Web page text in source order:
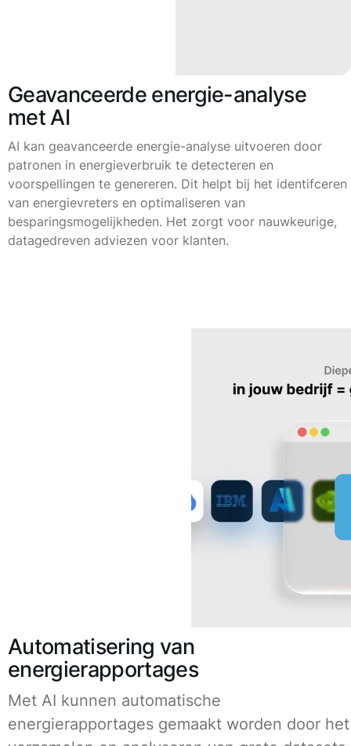
Geavanceerde energie-analyse
met AI
AI kan geavanceerde energie-analyse uitvoeren door
patronen in energieverbruik te detecteren en
voorspellingen te genereren. Dit helpt bij het identifceren
van energievreters en optimaliseren van
besparingsmogelijkheden. Het zorgt voor nauwkeurige,
datagedreven adviezen voor klanten.
Automatisering van
energierapportages
Met AI kunnen automatische
energierapportages gemaakt worden door het